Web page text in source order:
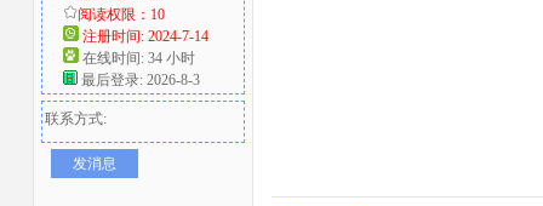
阅读权限：10
注册时间: 2024-7-14
在线时间: 34 小时
最后登录: 2026-8-3
联系方式:
发消息